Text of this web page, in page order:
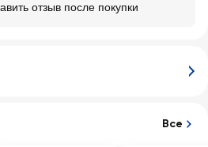
отзыв после покупки
Все